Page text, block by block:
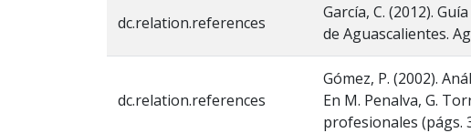
dc.relation.references
García, C. (2012).
de Aguascalientes.
dc.relation.references
Gómez, P. (2002).
En M. Penalva, G.
profesionales (págs.